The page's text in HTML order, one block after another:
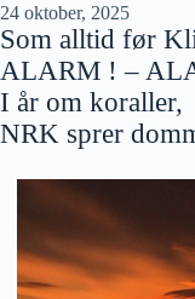
24 oktober, 2025
Som alltid før
ALARM ! –
I år om koraller,
NRK sprer